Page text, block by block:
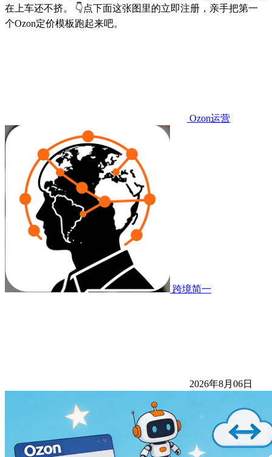
在上车还不挤。 👇点下面这张图里的立即注册，亲手把第一
个Ozon定价模板跑起来吧。
Ozon运营
跨境简一
2026年8月06日